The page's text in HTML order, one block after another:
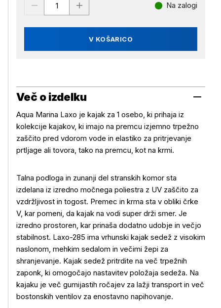
V KOŠARICO
Na zalogi
Več o izdelku
Aqua Marina Laxo je kajak za 1 osebo, ki prihaja iz
kolekcije kajakov, ki imajo na premcu izjemno trpežno
zaščito pred vdorom vode in elastiko za pritrjevanje
prtljage ali tovora, tako na premcu, kot na krmi.
Talna podloga in zunanji del stranskih komor sta
izdelana iz izredno močnega poliestra z UV zaščito za
vzdržljivost in togost. Premec in krma sta v obliki črke
V, kar pomeni, da kajak na vodi super drži smer. Je
izredno prostoren, kar prinaša dodatno udobje in večjo
stabilnost. Laxo-285 ima vrhunski kajak sedež z visokim
naslonom, mehkim sedalom in večimi žepi za
shranjevanje. Kajak sedež pritrdite na več trpežnih
zaponk, ki omogočajo nastavitev položaja sedeža. Na
kajaku je več gumijastih ročajev za lažji transport in več
bostonskih ventilov za enostavno napihovanje.